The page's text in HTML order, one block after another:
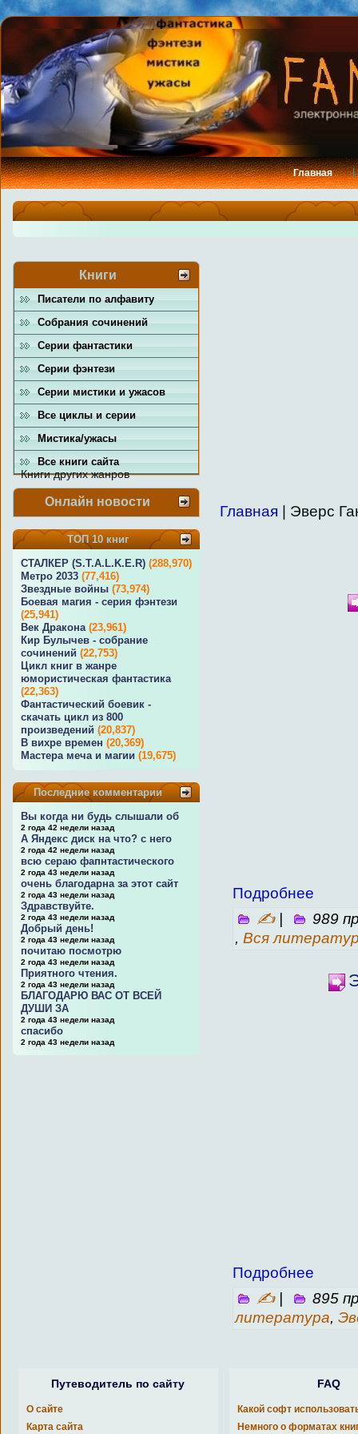
Главная
Книги
Писатели по алфавиту
Собрания сочинений
Серии фантастики
Серии фэнтези
Серии мистики и ужасов
Все циклы и серии
Мистика/ужасы
Все книги сайта
Книги других жанров
Онлайн новости
ТОП 10 книг
СТАЛКЕР (S.T.A.L.K.E.R) (288,970)
Метро 2033 (77,416)
Звездные войны (73,974)
Боевая магия - серия фэнтези
(25,941)
Век Дракона (23,961)
Кир Булычев - собрание
сочинений (22,753)
Цикл книг в жанре
юмористическая фантастика
(22,363)
Фантастический боевик -
скачать цикл из 800
произведений (20,837)
В вихре времен (20,369)
Мастера меча и магии (19,675)
Последние комментарии
Вы когда ни будь слышали об
2 года 42 недели назад
А Яндекс диск на что? с него
2 года 42 недели назад
всю сераю фапнтастического
2 года 43 недели назад
очень благодарна за этот сайт
2 года 43 недели назад
Здравствуйте.
2 года 43 недели назад
Добрый день!
2 года 43 недели назад
почитаю посмотрю
2 года 43 недели назад
Приятного чтения.
2 года 43 недели назад
БЛАГОДАРЮ ВАС ОТ ВСЕЙ
ДУШИ ЗА
2 года 43 недели назад
спасибо
2 года 43 недели назад
Главная | Эверс
Подробнее
✍|
989
, Вся
Подробнее
✍|
895
литература,
Путеводитель по сайту
О сайте
Карта сайта
FAQ
Какой софт
Немного о форматах